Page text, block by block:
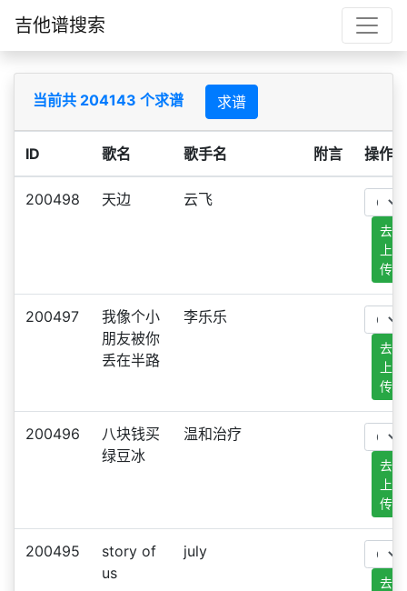
吉他谱搜索
当前共 204143 个求谱 求谱
ID 歌名 歌手名 附言 操作
200498 天边 云飞
去
上
传
200497
我像个小
朋友被你
丢在半路
李乐乐
去
上
传
200496
八块钱买
绿豆冰
温和治疗
去
上
传
200495
story of
us
july
去